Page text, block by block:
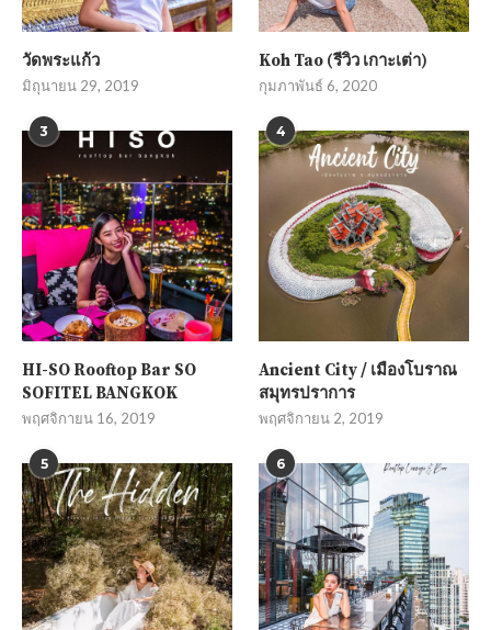
วัดพระแก้ว
มิถุนายน 29, 2019
Koh Tao (รีวิว เกาะเต่า)
กุมภาพันธ์ 6, 2020
3
HI-SO Rooftop Bar SO
SOFITEL BANGKOK
พฤศจิกายน 16, 2019
4
Ancient City / เมืองโบราณ
สมุทรปราการ
พฤศจิกายน 2, 2019
5 6